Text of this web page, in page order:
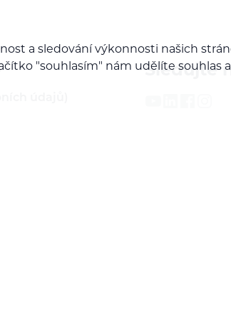
Sledujte
a sledování výkonnosti našich
"souhlasím" nám udělíte souhlas